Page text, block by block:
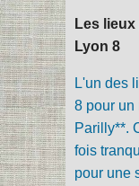
Les
Lyon 8
L'un des
8 pour un
Parilly**.
fois
pour une